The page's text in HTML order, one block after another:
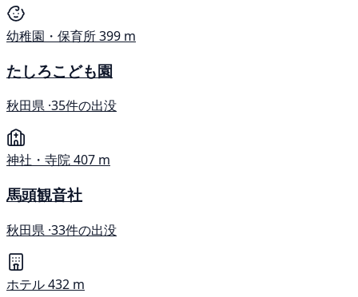
幼稚園・保育所399 m
たしろこども園
秋田県 ·35件の出没
神社・寺院407 m
馬頭観音社
秋田県 ·33件の出没
ホテル432 m